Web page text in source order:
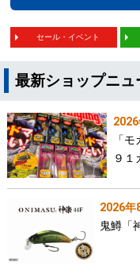
セール・イベント
最新ショップニュ
「
９１
2026年
鬼鱒「